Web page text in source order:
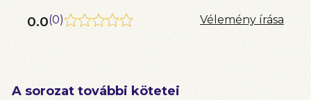
0.0(0) Vélemény írása
A sorozat további kötetei